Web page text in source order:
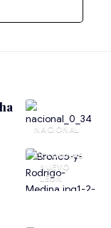
NACIONAL
NUEVO
LEÓN